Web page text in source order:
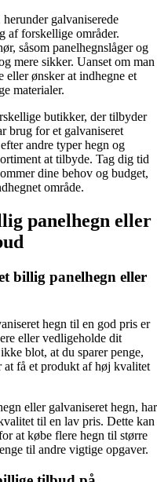
galvaniserede
af forskellige områder.
såsom panelhegnslåger og
mere sikker. Uanset om man
eller ønsker at indhegne et
materialer.
butikker, der tilbyder
brug for et galvaniseret
andre typer hegn og
at tilbyde. Tag dig tid
dine behov og budget,
område.
panelhegn eller
billig panelhegn eller
hegn til en god pris er
eller vedligeholde dit
blot, at du sparer penge,
at få et produkt af høj kvalitet
eller galvaniseret hegn, har
til en lav pris. Dette kan
at købe flere hegn til større
til andre vigtige opgaver.